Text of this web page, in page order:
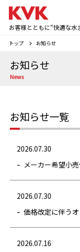
お客様とともに“快適な水
トップ お知らせ
お知らせ
News
お知らせ一覧
2026.07.30
メーカー希望小
2026.07.30
価格改定に伴う
2026.07.16